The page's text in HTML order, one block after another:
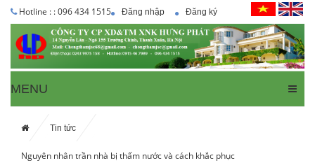
Hotline : : 096 434 1515 Đăng nhập Đăng ký
MENU
Tin tức
Nguyên nhân trần nhà bị thấm nước và cách khắc phục